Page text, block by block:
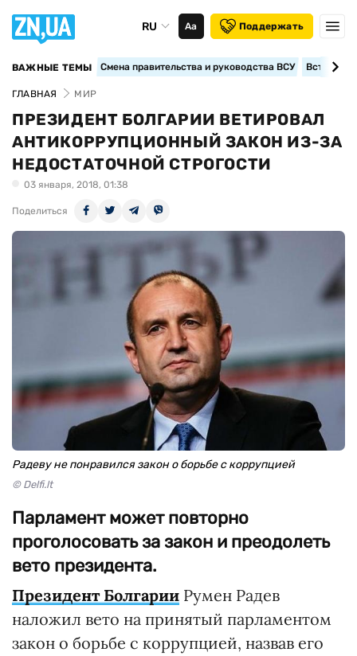
RU Аа Поддержать
ВАЖНЫЕ ТЕМЫ Смена правительства и руководства ВСУ
ГЛАВНАЯ МИР
ПРЕЗИДЕНТ БОЛГАРИИ ВЕТИРОВАЛ
АНТИКОРРУПЦИОННЫЙ ЗАКОН ИЗ-ЗА
НЕДОСТАТОЧНОЙ СТРОГОСТИ
03 января, 2018, 01:38
Поделиться
Радеву не понравился закон о борьбе с коррупцией
© Delfi.lt
Парламент может повторно
проголосовать за закон и преодолеть
вето президента.
Президент Болгарии Румен Радев
наложил вето на принятый парламентом
закон о борьбе с коррупцией, назвав его